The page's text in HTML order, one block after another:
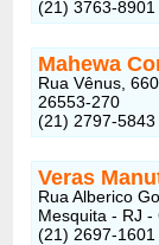
(21) 3763-8901
Mahewa
Rua Vênus,
26553-270
(21) 2797-5843
Veras
Rua Alberico
Mesquita - RJ -
(21) 2697-1601